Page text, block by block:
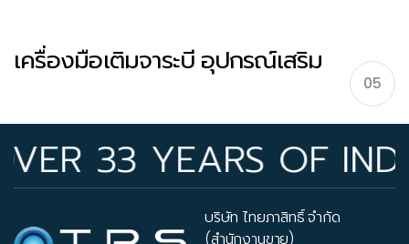
เครื่องมือเติมจาระบี อุปกรณ์เสริม
05
YEARS OF
บริษัท ไทยภาสิทธิ์ จำกัด
(สำนักงานขาย)